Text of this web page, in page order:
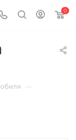
0
—